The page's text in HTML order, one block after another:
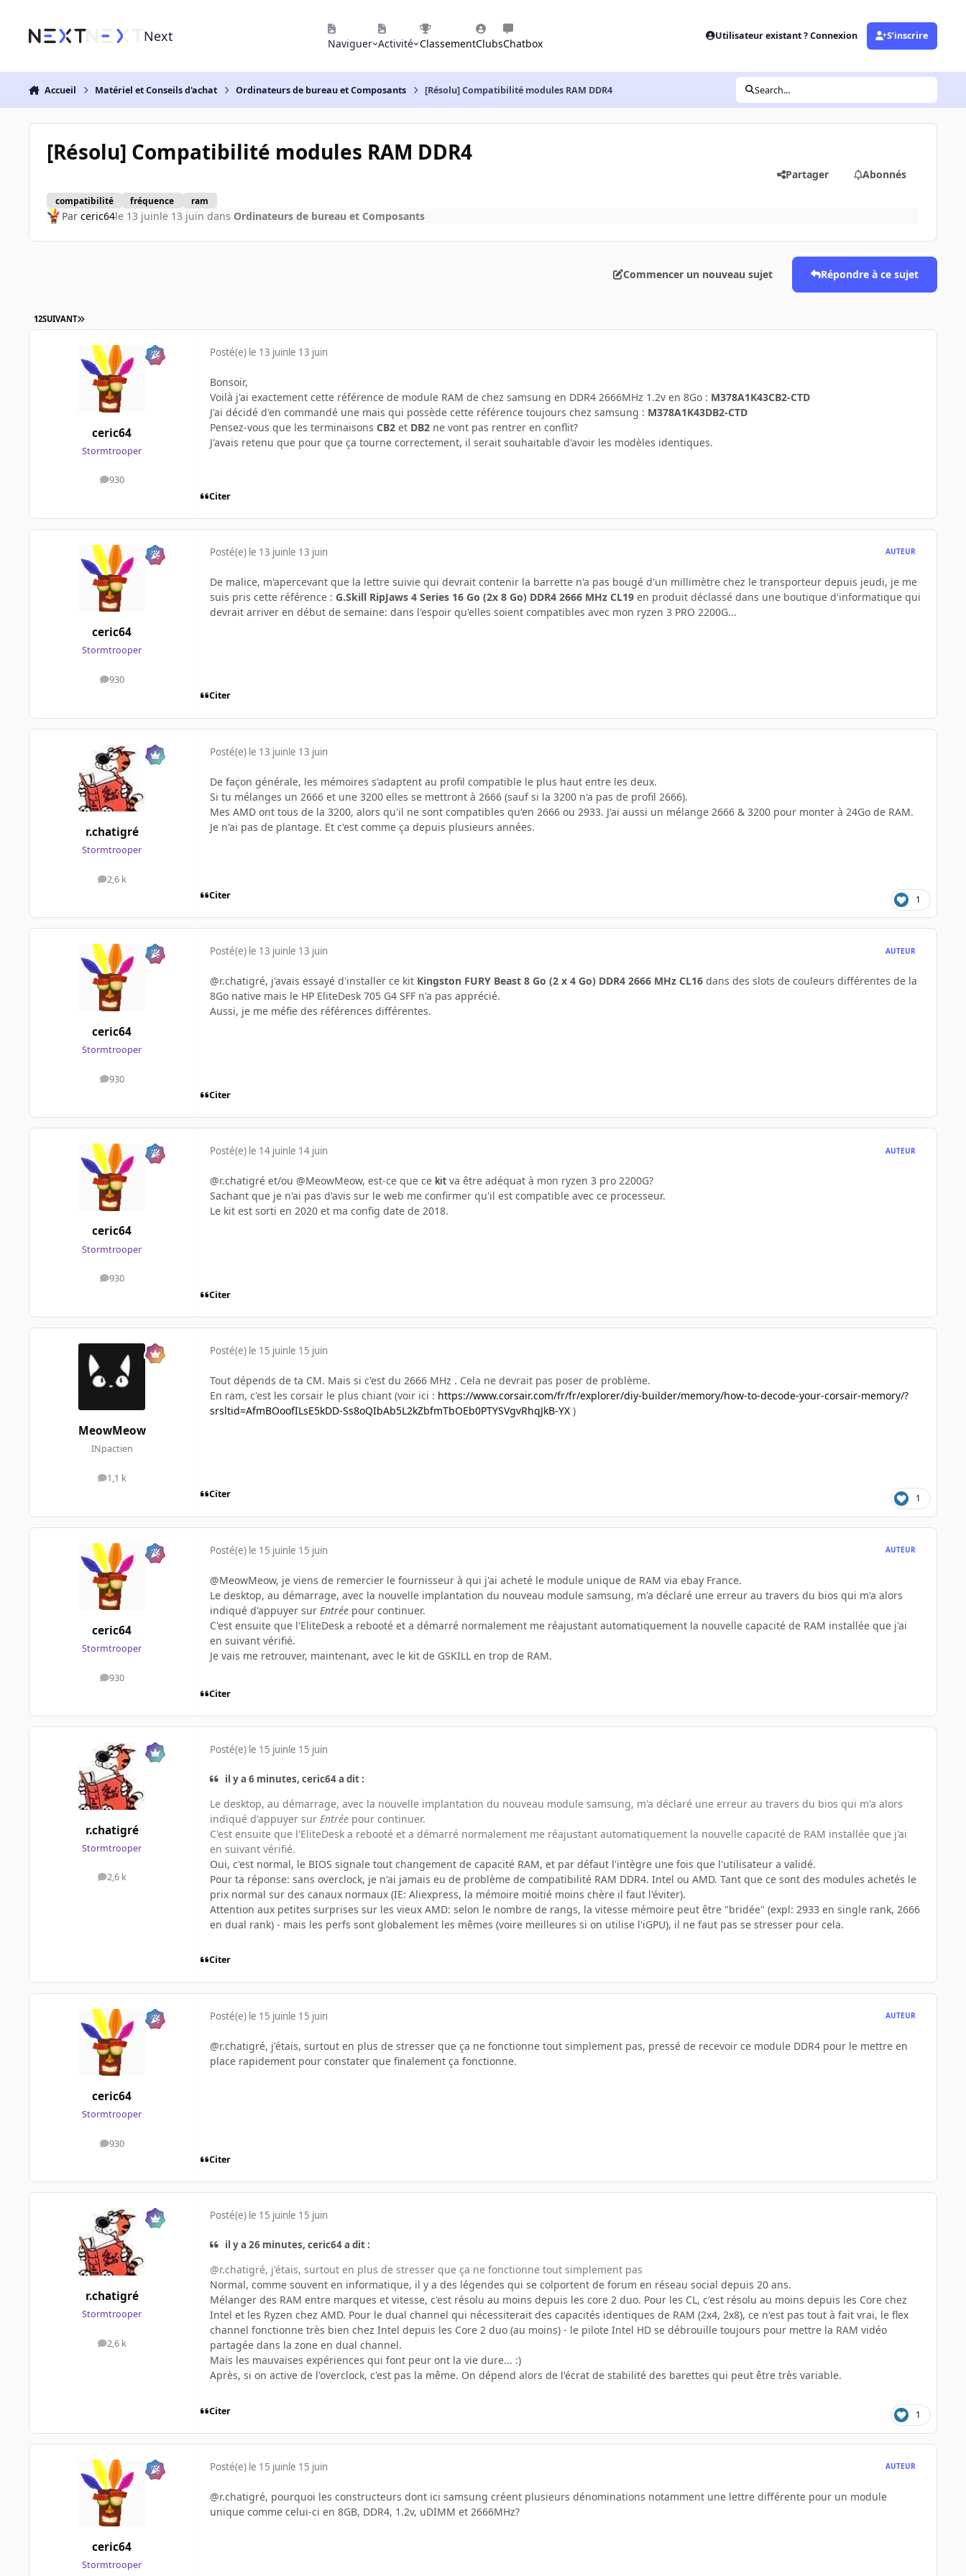
Next Naviguer Activité ClassementClubsChatbox
Utilisateur existant ? Connexion S’inscrire
Accueil Matériel et Conseils d'achat Ordinateurs de bureau et Composants [Résolu] Compatibilité modules RAM DDR4 Search...
[Résolu] Compatibilité modules RAM DDR4
compatibilité fréquence ram
Partager Abonnés
Par ceric64le 13 juinle 13 juin dans Ordinateurs de bureau et Composants
Commencer un nouveau sujet Répondre à ce sujet
12SUIVANT
ceric64
Stormtrooper
930
messages
Posté(e) le 13 juinle 13 juin
Bonsoir,
Voilà j'ai exactement cette référence de module RAM de chez samsung en DDR4 2666MHz 1.2v en 8Go : M378A1K43CB2-CTD
J'ai décidé d'en commandé une mais qui possède cette référence toujours chez samsung : M378A1K43DB2-CTD
Pensez-vous que les terminaisons CB2 et DB2 ne vont pas rentrer en conflit?
J'avais retenu que pour que ça tourne correctement, il serait souhaitable d'avoir les modèles identiques.
Citer
ceric64
Stormtrooper
930
messages
Posté(e) le 13 juinle 13 juin AUTEUR
De malice, m'apercevant que la lettre suivie qui devrait contenir la barrette n'a pas bougé d'un millimètre chez le transporteur depuis jeudi, je me
suis pris cette référence : G.Skill RipJaws 4 Series 16 Go (2x 8 Go) DDR4 2666 MHz CL19 en produit déclassé dans une boutique d'informatique qui
devrait arriver en début de semaine: dans l'espoir qu'elles soient compatibles avec mon ryzen 3 PRO 2200G...
Citer
r.chatigré
Stormtrooper
2,6 k
messages
Posté(e) le 13 juinle 13 juin
De façon générale, les mémoires s'adaptent au profil compatible le plus haut entre les deux.
Si tu mélanges un 2666 et une 3200 elles se mettront à 2666 (sauf si la 3200 n'a pas de profil 2666).
Mes AMD ont tous de la 3200, alors qu'il ne sont compatibles qu'en 2666 ou 2933. J'ai aussi un mélange 2666 & 3200 pour monter à 24Go de RAM.
Je n'ai pas de plantage. Et c'est comme ça depuis plusieurs années.
Citer 1
ceric64
Stormtrooper
930
messages
Posté(e) le 13 juin le 13 juin AUTEUR
@r.chatigré, j'avais essayé d'installer ce kit Kingston FURY Beast 8 Go (2 x 4 Go) DDR4 2666 MHz CL16 dans des slots de couleurs différentes de la
8Go native mais le HP EliteDesk 705 G4 SFF n'a pas apprécié.
Aussi, je me méfie des références différentes.
Citer
ceric64
Stormtrooper
930
messages
Posté(e) le 14 juinle 14 juin AUTEUR
@r.chatigré et/ou @MeowMeow, est-ce que ce kit va être adéquat à mon ryzen 3 pro 2200G?
Sachant que je n'ai pas d'avis sur le web me confirmer qu'il est compatible avec ce processeur.
Le kit est sorti en 2020 et ma config date de 2018.
Citer
MeowMeow
INpactien
1,1 k
messages
Posté(e) le 15 juinle 15 juin
Tout dépends de ta CM. Mais si c'est du 2666 MHz . Cela ne devrait pas poser de problème.
En ram, c'est les corsair le plus chiant (voir ici : https://www.corsair.com/fr/fr/explorer/diy-builder/memory/how-to-decode-your-corsair-memory/?
srsltid=AfmBOoofILsE5kDD-Ss8oQIbAb5L2kZbfmTbOEb0PTYSVgvRhqJkB-YX )
Citer 1
ceric64
Stormtrooper
930
messages
Posté(e) le 15 juinle 15 juin AUTEUR
@MeowMeow, je viens de remercier le fournisseur à qui j'ai acheté le module unique de RAM via ebay France.
Le desktop, au démarrage, avec la nouvelle implantation du nouveau module samsung, m'a déclaré une erreur au travers du bios qui m'a alors
indiqué d'appuyer sur Entrée pour continuer.
C'est ensuite que l'EliteDesk a rebooté et a démarré normalement me réajustant automatiquement la nouvelle capacité de RAM installée que j'ai
en suivant vérifié.
Je vais me retrouver, maintenant, avec le kit de GSKILL en trop de RAM.
Citer
r.chatigré
Stormtrooper
2,6 k
messages
Posté(e) le 15 juinle 15 juin
il y a 6 minutes, ceric64 a dit :
Le desktop, au démarrage, avec la nouvelle implantation du nouveau module samsung, m'a déclaré une erreur au travers du bios qui m'a alors
indiqué d'appuyer sur Entrée pour continuer.
C'est ensuite que l'EliteDesk a rebooté et a démarré normalement me réajustant automatiquement la nouvelle capacité de RAM installée que j'ai
en suivant vérifié.
Oui, c'est normal, le BIOS signale tout changement de capacité RAM, et par défaut l'intègre une fois que l'utilisateur a validé.
Pour ta réponse: sans overclock, je n'ai jamais eu de problème de compatibilité RAM DDR4. Intel ou AMD. Tant que ce sont des modules achetés le
prix normal sur des canaux normaux (IE: Aliexpress, la mémoire moitié moins chère il faut l'éviter).
Attention aux petites surprises sur les vieux AMD: selon le nombre de rangs, la vitesse mémoire peut être "bridée" (expl: 2933 en single rank, 2666
en dual rank) - mais les perfs sont globalement les mêmes (voire meilleures si on utilise l'iGPU), il ne faut pas se stresser pour cela.
Citer
ceric64
Stormtrooper
930
messages
Posté(e) le 15 juinle 15 juin AUTEUR
@r.chatigré, j'étais, surtout en plus de stresser que ça ne fonctionne tout simplement pas, pressé de recevoir ce module DDR4 pour le mettre en
place rapidement pour constater que finalement ça fonctionne.
Citer
r.chatigré
Stormtrooper
2,6 k
messages
Posté(e) le 15 juin le 15 juin
il y a 26 minutes, ceric64 a dit :
@r.chatigré, j'étais, surtout en plus de stresser que ça ne fonctionne tout simplement pas
Normal, comme souvent en informatique, il y a des légendes qui se colportent de forum en réseau social depuis 20 ans.
Mélanger des RAM entre marques et vitesse, c'est résolu au moins depuis les core 2 duo. Pour les CL, c'est résolu au moins depuis les Core chez
Intel et les Ryzen chez AMD. Pour le dual channel qui nécessiterait des capacités identiques de RAM (2x4, 2x8), ce n'est pas tout à fait vrai, le flex
channel fonctionne très bien chez Intel depuis les Core 2 duo (au moins) - le pilote Intel HD se débrouille toujours pour mettre la RAM vidéo
partagée dans la zone en dual channel.
Mais les mauvaises expériences qui font peur ont la vie dure... :)
Après, si on active de l'overclock, c'est pas la même. On dépend alors de l'écrat de stabilité des barettes qui peut être très variable.
Citer 1
ceric64
Stormtrooper
Posté(e) le 15 juinle 15 juin AUTEUR
@r.chatigré, pourquoi les constructeurs dont ici samsung créent plusieurs dénominations notamment une lettre différente pour un module
unique comme celui-ci en 8GB, DDR4, 1.2v, uDIMM et 2666MHz?